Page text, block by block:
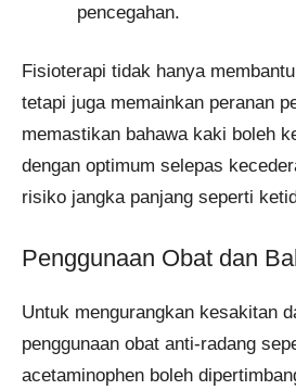
pencegahan.
Fisioterapi tidak hanya
tetapi juga memainkan peranan
memastikan bahawa kaki boleh
dengan optimum selepas
risiko jangka panjang seperti
Penggunaan Obat dan
Untuk mengurangkan kesakitan
penggunaan obat anti-radang
acetaminophen boleh